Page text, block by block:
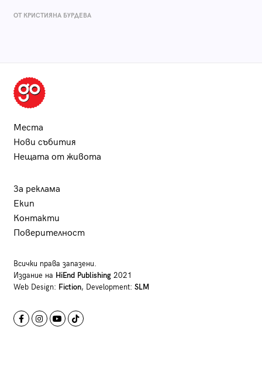
ОТ КРИСТИЯНА БУРДЕВА
Места
Нови събития
Нещата от живота
За реклама
Екип
Контакти
Поверителност
Всички права запазени.
Издание на HiEnd Publishing2021
Web Design: Fiction, Development: SLM